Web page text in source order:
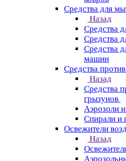
Средства для
Назад
Средства
Средства
Средства
машин
Средства
Назад
Средства
грызунов
Аэрозоли
Спирали и
Освежители
Назад